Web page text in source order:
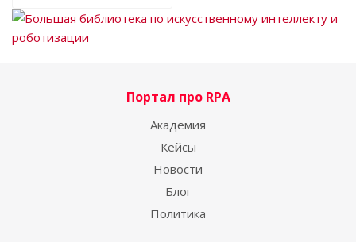
Портал про RPA
Академия
Кейсы
Новости
Блог
Политика